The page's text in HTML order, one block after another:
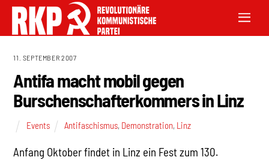
11. SEPTEMBER 2007
Antifa macht mobil gegen
Burschenschafterkommers in Linz
Events Antifaschismus, Demonstration, Linz
Anfang Oktober findet in Linz ein Fest zum 130.